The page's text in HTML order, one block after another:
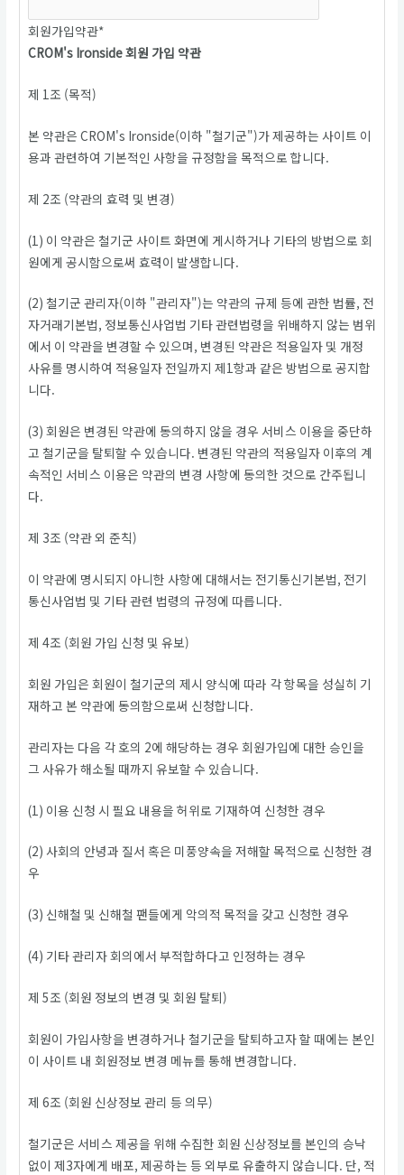
회원가입약관*
CROM's Ironside 회원 가입 약관
제 1조 (목적)
본 약관은 CROM's Ironside(이하 "철기군")가 제공하는 사이트 이
용과 관련하여 기본적인 사항을 규정함을 목적으로 합니다.
제 2조 (약관의 효력 및 변경)
(1) 이 약관은 철기군 사이트 화면에 게시하거나 기타의 방법으로 회
원에게 공시함으로써 효력이 발생합니다.
(2) 철기군 관리자(이하 "관리자")는 약관의 규제 등에 관한 법률, 전
자거래기본법, 정보통신사업법 기타 관련법령을 위배하지 않는 범위
에서 이 약관을 변경할 수 있으며, 변경된 약관은 적용일자 및 개정
사유를 명시하여 적용일자 전일까지 제1항과 같은 방법으로 공지합
니다.
(3) 회원은 변경된 약관에 동의하지 않을 경우 서비스 이용을 중단하
고 철기군을 탈퇴할 수 있습니다. 변경된 약관의 적용일자 이후의 계
속적인 서비스 이용은 약관의 변경 사항에 동의한 것으로 간주됩니
다.
제 3조 (약관 외 준칙)
이 약관에 명시되지 아니한 사항에 대해서는 전기통신기본법, 전기
통신사업법 및 기타 관련 법령의 규정에 따릅니다.
제 4조 (회원 가입 신청 및 유보)
회원 가입은 회원이 철기군의 제시 양식에 따라 각 항목을 성실히 기
재하고 본 약관에 동의함으로써 신청합니다.
관리자는 다음 각 호의 2에 해당하는 경우 회원가입에 대한 승인을
그 사유가 해소될 때까지 유보할 수 있습니다.
(1) 이용 신청 시 필요 내용을 허위로 기재하여 신청한 경우
(2) 사회의 안녕과 질서 혹은 미풍양속을 저해할 목적으로 신청한 경
우
(3) 신해철 및 신해철 팬들에게 악의적 목적을 갖고 신청한 경우
(4) 기타 관리자 회의에서 부적합하다고 인정하는 경우
제 5조 (회원 정보의 변경 및 회원 탈퇴)
회원이 가입사항을 변경하거나 철기군을 탈퇴하고자 할 때에는 본인
이 사이트 내 회원정보 변경 메뉴를 통해 변경합니다.
제 6조 (회원 신상정보 관리 등 의무)
철기군은 서비스 제공을 위해 수집한 회원 신상정보를 본인의 승낙
없이 제3자에게 배포, 제공하는 등 외부로 유출하지 않습니다. 단, 적